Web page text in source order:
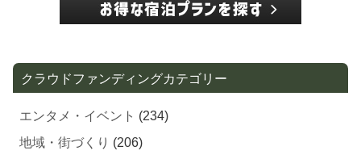
エンタメ・イベント(234)
地域・街づくり(206)
外食産業・フード(199)